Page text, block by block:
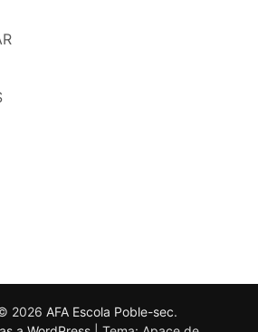
2026 AFA Escola Poble-sec.